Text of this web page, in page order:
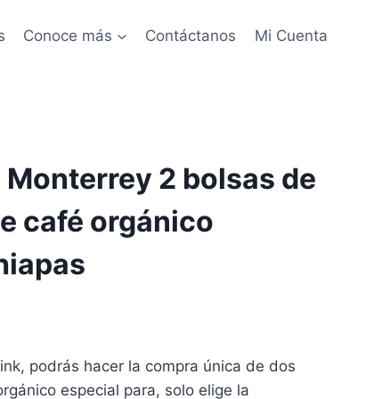
Conoce más Contáctanos Mi Cuenta
2 bolsas de
café orgánico
podrás hacer la compra única de dos
especial para, solo elige la